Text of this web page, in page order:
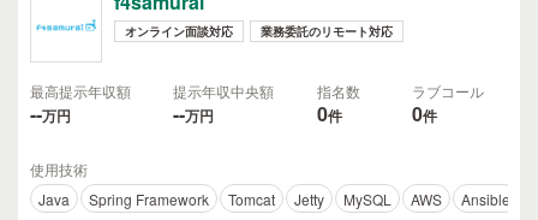
オンライン面談対応 業務委託のリモート対応
最高提示年収額
--万円
提示年収中央額
--万円
指名数
0件
ラブコール
0件
使用技術
Java
Spring Framework Tomcat Jetty MySQL AWS Ansible